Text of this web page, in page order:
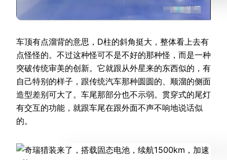
车顶有点溜背的意思，D柱的斜角挺大，整体看上去有
点怪怪的。不过这种怪可不是不好的那种怪，而是一种
突破传统审美的创新。它就跟从外星来的东西似的，有
自己特别的样子，跟传统汽车那种圆圆的、顺溜的侧面
造型差别可大了。车尾那部分也不示弱。贯穿式的尾灯
有交互的功能，就跟车尾在跟外面不声不响地说话似
的。